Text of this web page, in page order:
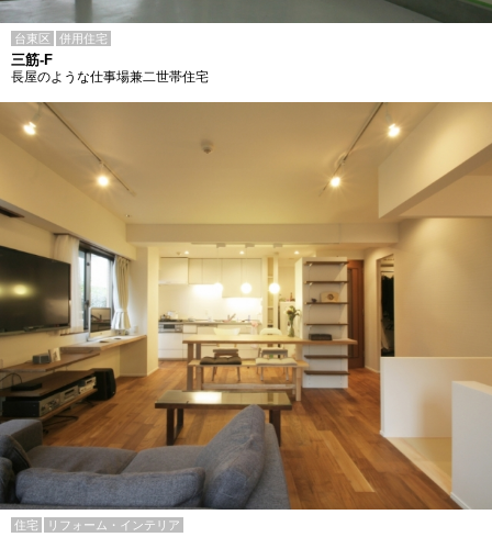
台東区 併用住宅
三筋-F
長屋のような仕事場兼二世帯住宅
住宅 リフォーム・インテリア